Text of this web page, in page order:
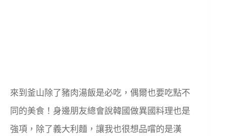
來到釜山除了豬肉湯飯是必吃，偶爾也要吃點不
同的美食！身邊朋友總會說韓國做異國料理也是
強項，除了義大利麵，讓我也很想品嚐的是漢